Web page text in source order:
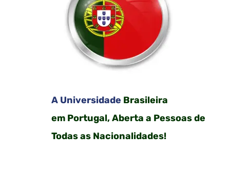
A Universidade Brasileira
em Portugal, Aberta a Pessoas de
Todas as Nacionalidades!